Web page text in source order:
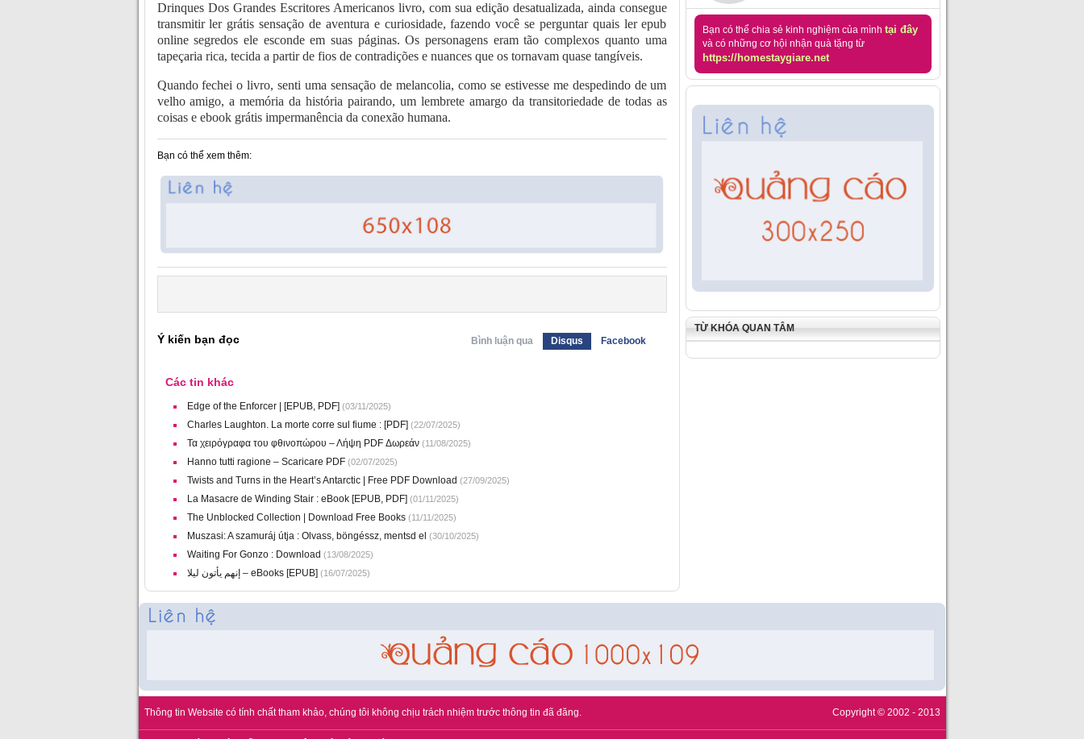
Drinques Dos Grandes Escritores Americanos livro, com sua edição desatualizada, ainda consegue
transmitir ler grátis sensação de aventura e curiosidade, fazendo você se perguntar quais ler epub
online segredos ele esconde em suas páginas. Os personagens eram tão complexos quanto uma
tapeçaria rica, tecida a partir de fios de contradições e nuances que os tornavam quase tangíveis.
Quando fechei o livro, senti uma sensação de melancolia, como se estivesse me despedindo de um
velho amigo, a memória da história pairando, um lembrete amargo da transitoriedade de todas as
coisas e ebook grátis impermanência da conexão humana.
Bạn có thể xem thêm:
Ý kiến bạn đọc Bình luận qua Disqus Facebook
Các tin khác
Edge of the Enforcer | [EPUB, PDF] (03/11/2025)
Charles Laughton. La morte corre sul fiume : [PDF] (22/07/2025)
Τα χειρόγραφα του φθινοπώρου – Λήψη PDF Δωρεάν(11/08/2025)
Hanno tutti ragione – Scaricare PDF(02/07/2025)
Twists and Turns in the Heart’s Antarctic | Free PDF Download (27/09/2025)
La Masacre de Winding Stair : eBook [EPUB, PDF] (01/11/2025)
The Unblocked Collection | Download Free Books(11/11/2025)
Muszasi: A szamuráj útja : Olvass, böngéssz, mentsd el (30/10/2025)
Waiting For Gonzo : Download (13/08/2025)
إنهم يأتون ليلا – eBooks [EPUB] (16/07/2025)
Bạn có thể chia sẻ kinh nghiệm của mình tại đây
và có những cơ hội nhận quà tặng từ
https://homestaygiare.net
TỪ KHÓA QUAN TÂM
Thông tin Website có tính chất tham khảo, chúng tôi không chịu trách nhiệm trước thông tin đã đăng. Copyright © 2002 - 2013